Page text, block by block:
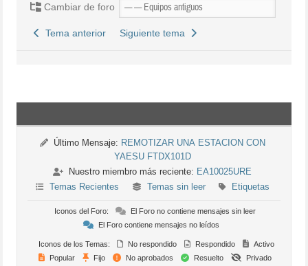
Cambiar de foro
Tema anterior Siguiente tema
Último Mensaje: REMOTIZAR UNA ESTACION CON
YAESU FTDX101D
Nuestro miembro más reciente: EA10025URE
Temas Recientes
Temas sin leer Etiquetas
Iconos del Foro:
El Foro no contiene mensajes sin leer
El Foro contiene mensajes no leídos
Iconos de los Temas: No respondido Respondido
Activo
Popular
Fijo No aprobados Resuelto
Privado